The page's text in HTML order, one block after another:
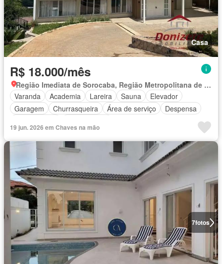
Casa
R$ 18.000/mês
Região Imediata de Sorocaba, Região Metropolitana de Sorocaba
Varanda
Academia Lareira Sauna
Elevador
Garagem
Churrasqueira Área de serviço
Despensa
19 jun. 2026 em Chaves na mão
7fotos